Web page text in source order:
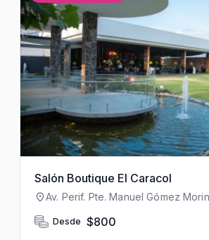
Salón Boutique El Caracol
Av. Perif. Pte. Manuel Gómez
Desde $800